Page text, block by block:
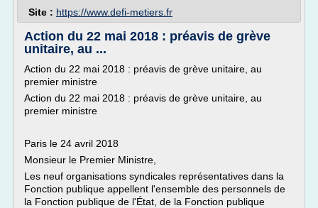
Site : https://www.defi-metiers.fr
Action du 22 mai 2018 : préavis de grève
unitaire, au ...
Action du 22 mai 2018 : préavis de grève unitaire, au
premier ministre
Action du 22 mai 2018 : préavis de grève unitaire, au
premier ministre
Paris le 24 avril 2018
Monsieur le Premier Ministre,
Les neuf organisations syndicales représentatives dans la
Fonction publique appellent l'ensemble des personnels de
la Fonction publique de l'État, de la Fonction publique